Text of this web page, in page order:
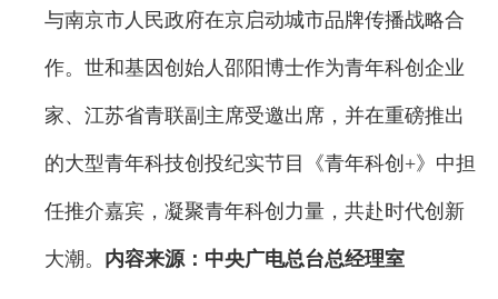
与南京市人民政府在京启动城市品牌传播战略合
作。世和基因创始人邵阳博士作为青年科创企业
家、江苏省青联副主席受邀出席，并在重磅推出
的大型青年科技创投纪实节目《青年科创+》中担
任推介嘉宾，凝聚青年科创力量，共赴时代创新
大潮。 内容来源：中央广电总台总经理室